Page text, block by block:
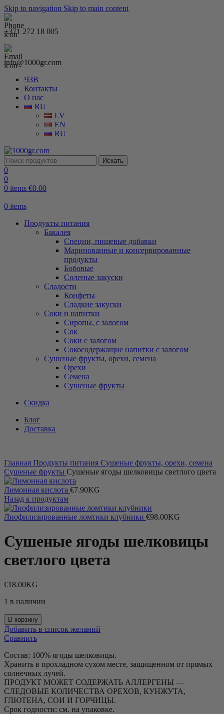
Skip to navigation Skip to main content
+371 272 18 005
info@1000gr.com
ЧЗВ
Контакты
О нас
RU
LV
EN
RU
Искать
0
0
0 items €0.00
0 items
Продукты питания
Бакалея
Специи, пищевые добавки
Маринованные и консервированные
продукты
Бобовые
Соленые закуски
Сладости
Конфеты
Сладкие закуски
Соки и напитки
Сиропы, с залогом
Сок
Соки с залогом
Сокосодержащие напитки с залогом
Сушеные фрукты, орехи, семена
Орехи
Семена
Сушеные фрукты
Скидка
Блог
Доставка
Главная Продукты питания Сушеные фрукты, орехи, семена
Сушеные фрукты Сушеные ягоды шелковицы светлого цвета
Лимонная кислота €7.90KG
Назад к продуктам
Лиофилизированные ломтики клубники €98.00KG
Сушеные ягоды шелковицы
светлого цвета
€18.00KG
1 в наличии
Количество
товара
Сушеные
ягоды
шелковицы
светлого
цвета
В корзину
Добавить в список желаний
Сравнить
Состав: 100% ягоды шелковицы.
Хранить в прохладном сухом месте, защищенном от прямых
солнечных лучей.
ПРОДУКТ МОЖЕТ СОДЕРЖАТЬ АЛЛЕРГЕНЫ —
СЛЕДОВЫЕ КОЛИЧЕСТВА ОРЕХОВ, КУНЖУТА,
ГЛЮТЕНА, СОИ И ГОРЧИЦЫ.
Срок годности: см. на упаковке.